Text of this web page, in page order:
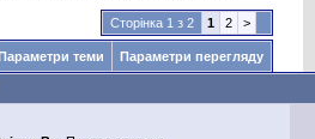
Сторінка 1 з 2 1 2 >
теми Параметри перегляду